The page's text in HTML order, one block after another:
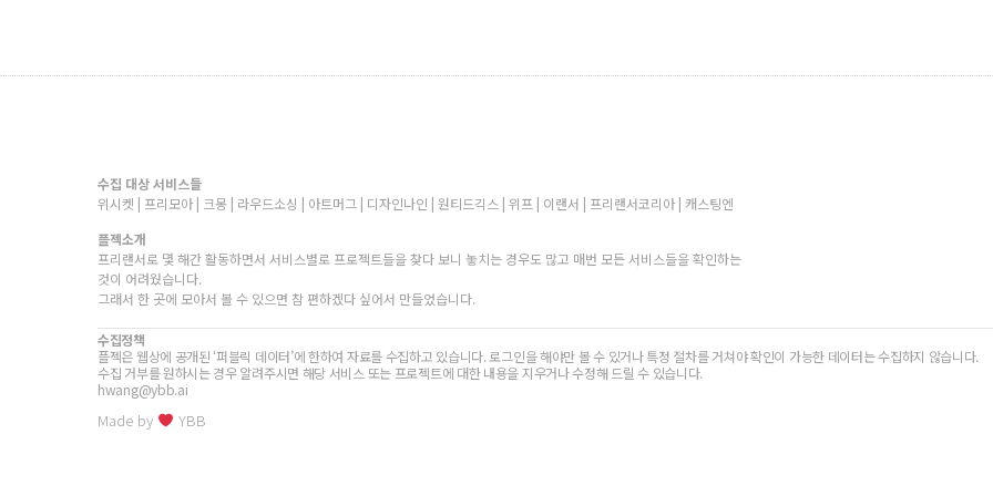
수집 대상 서비스들
위시켓 | 프리모아 | 크몽 | 라우드소싱 | 아트머그 | 디자인나인 | 원티드긱스 | 위프 | 이랜서 | 프리랜서코리아 | 캐스팅엔
플젝소개
프리랜서로 몇 해간 활동하면서 서비스별로 프로젝트들을 찾다 보니 놓치는 경우도 많고 매번 모든 서비스들을 확인하는
것이 어려웠습니다.
그래서 한 곳에 모아서 볼 수 있으면 참 편하겠다 싶어서 만들었습니다.
수집정책
플젝은 웹상에 공개된 ‘퍼블릭 데이터’에 한하여 자료를 수집하고 있습니다. 로그인을 해야만 볼 수 있거나 특정 절차를 거쳐야 확인이 가능한 데이터는 수집하지 않습니다.
수집 거부를 원하시는 경우 알려주시면 해당 서비스 또는 프로젝트에 대한 내용을 지우거나 수정해 드릴 수 있습니다.
hwang@ybb.ai
Made by YBB